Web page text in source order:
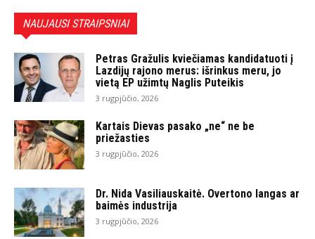
NAUJAUSI STRAIPSNIAI
Petras Gražulis kviečiamas kandidatuoti į
Lazdijų rajono merus: išrinkus meru, jo
vietą EP užimtų Naglis Puteikis
3 rugpjūčio, 2026
Kartais Dievas pasako „ne“ ne be
priežasties
3 rugpjūčio, 2026
Dr. Nida Vasiliauskaitė. Overtono langas ar
baimės industrija
3 rugpjūčio, 2026